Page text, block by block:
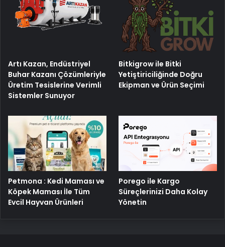
Artı Kazan, Endüstriyel
Buhar Kazanı Çözümleriyle
Üretim Tesislerine Verimli
Sistemler Sunuyor
Bitkigrow ile Bitki
Yetiştiriciliğinde Doğru
Ekipman ve Ürün Seçimi
Petmona : Kedi Maması ve
Köpek Maması İle Tüm
Evcil Hayvan Ürünleri
Porego ile Kargo
Süreçlerinizi Daha Kolay
Yönetin